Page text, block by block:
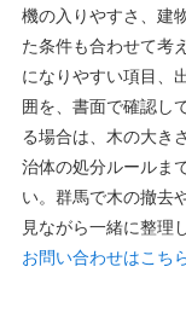
機の入りやすさ、建
た条件も合わせて考
になりやすい項目、
囲を、書面で確認し
る場合は、木の大き
治体の処分ルールま
い。群馬で木の撤去
見ながら一緒に整理
お問い合わせはこち